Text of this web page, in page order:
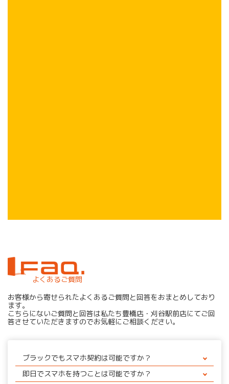
よくあるご質問
お客様から寄せられたよくあるご質問と回答をおまとめしており
ます。
こちらにないご質問と回答は私たち豊橋店・刈谷駅前店にてご回
答させていただきますのでお気軽にご相談ください。
ブラックでもスマホ契約は可能ですか？
はい、スカイセブンモバイルでは過去の契約状況に関わ
らず契約できる可能性があります。
即日でスマホを持つことは可能ですか？